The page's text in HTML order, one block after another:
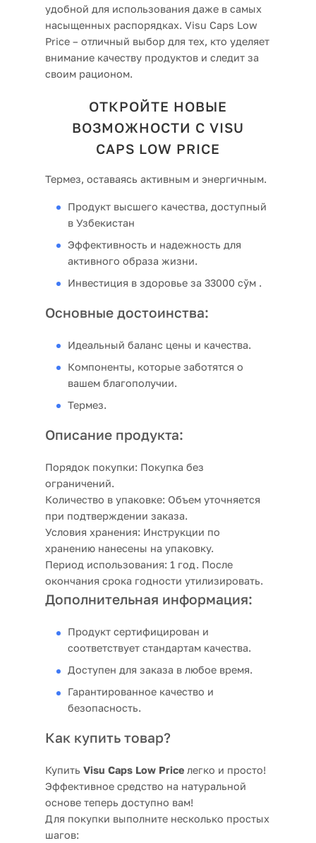
удобной для использования даже в самых
насыщенных распорядках. Visu Caps Low
Price – отличный выбор для тех, кто уделяет
внимание качеству продуктов и следит за
своим рационом.
ОТКРОЙТЕ НОВЫЕ
ВОЗМОЖНОСТИ С VISU
CAPS LOW PRICE
Термез, оставаясь активным и энергичным.
Продукт высшего качества, доступный
в Узбекистан
Эффективность и надежность для
активного образа жизни.
Инвестиция в здоровье за 33000 сўм .
Основные достоинства:
Идеальный баланс цены и качества.
Компоненты, которые заботятся о
вашем благополучии.
Термез.
Описание продукта:
Порядок покупки: Покупка без
ограничений.
Количество в упаковке: Объем уточняется
при подтверждении заказа.
Условия хранения: Инструкции по
хранению нанесены на упаковку.
Период использования: 1 год. После
окончания срока годности утилизировать.
Дополнительная информация:
Продукт сертифицирован и
соответствует стандартам качества.
Доступен для заказа в любое время.
Гарантированное качество и
безопасность.
Как купить товар?
Купить Visu Caps Low Price легко и просто!
Эффективное средство на натуральной
основе теперь доступно вам!
Для покупки выполните несколько простых
шагов: